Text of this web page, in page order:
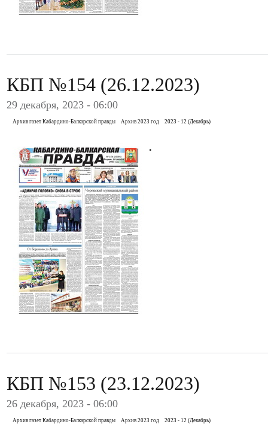
КБП №154 (26.12.2023)
29 декабря, 2023 - 06:00
Архив газет Кабардино-Балкарской правды Архив 2023 год 2023 - 12 (Декабрь)
.
КБП №153 (23.12.2023)
26 декабря, 2023 - 06:00
Архив газет Кабардино-Балкарской правды Архив 2023 год 2023 - 12 (Декабрь)